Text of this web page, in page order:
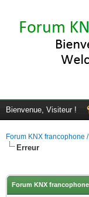
Bienvenue, Visiteur !
Forum KNX francophone
Erreur
Forum KNX